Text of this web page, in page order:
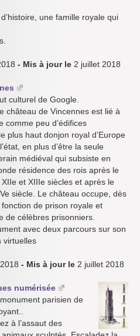
une famille royale qui
- Mis à jour le 2 juillet 2018
culturel de Google.
château de Vincennes est lié à
comme peu d’édifices
plus haut donjon royal d’Europe
en plus d’être la seule
médiéval qui subsiste en
résidence des rois après le
et XIIIe siècles et après le
siècle. Le château occupe, dès
de prison royale et
de célèbres prisonniers.
avec deux parcours sur son
virtuelles
- Mis à jour le 2 juillet 2018
numérisée
parisien de
à l’assaut des